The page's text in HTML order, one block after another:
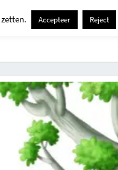
Uit Huis En Tuin
Accepteer Reject